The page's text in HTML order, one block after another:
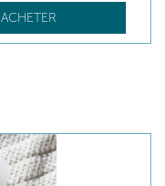
ACHETER